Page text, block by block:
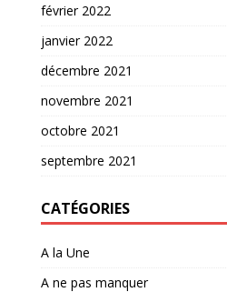
février 2022
janvier 2022
décembre 2021
novembre 2021
octobre 2021
septembre 2021
CATÉGORIES
A la Une
A ne pas manquer